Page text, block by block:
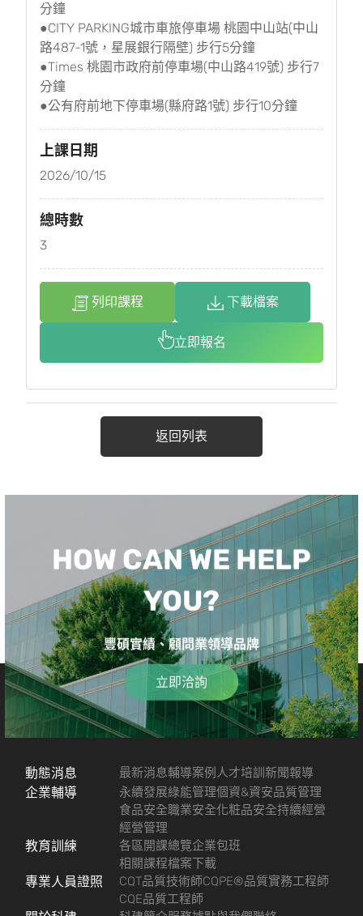
分鐘
●CITY PARKING城市車旅停車場 桃園中山站(中山
路487-1號，星展銀行隔壁) 步行5分鐘
●Times 桃園市政府前停車場(中山路419號) 步行7
分鐘
●公有府前地下停車場(縣府路1號) 步行10分鐘
上課日期
2026/10/15
總時數
3
列印課程 下載檔案
立即報名
返回列表
HOW CAN WE HELP
YOU?
豐碩實績、顧問業領導品牌
立即洽詢
動態消息 最新消息輔導案例 人才培訓新聞報導
企業輔導 永續發展綠能管理個資&資安品質管理
食品安全職業安全化粧品安全持續經營
經營管理
教育訓練 各區開課總覽企業包班
相關課程檔案下載
專業人員證照 CQT品質技術師CQPE®品質實務工程師
CQE品質工程師